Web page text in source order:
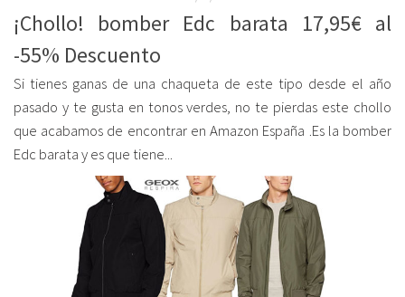
¡Chollo! bomber Edc barata 17,95€ al
-55% Descuento
Si tienes ganas de una chaqueta de este tipo desde el año
pasado y te gusta en tonos verdes, no te pierdas este chollo
que acabamos de encontrar en Amazon España .Es la bomber
Edc barata y es que tiene...